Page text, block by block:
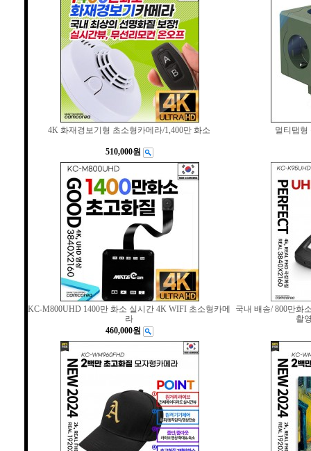
4K 화재경보기형 초소형카메라/1,400만 화소
510,000원
멀티탭형
KC-M800UHD 1400만 화소 실시간 4K WIFI 초소형카메
라
460,000원
국내 배송/ 800만화
촬